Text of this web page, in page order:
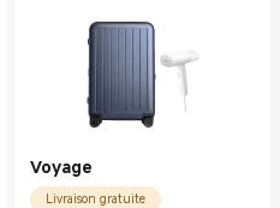
Voyage
Livraison gratuite